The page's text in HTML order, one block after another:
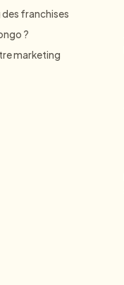
des franchises
?
marketing